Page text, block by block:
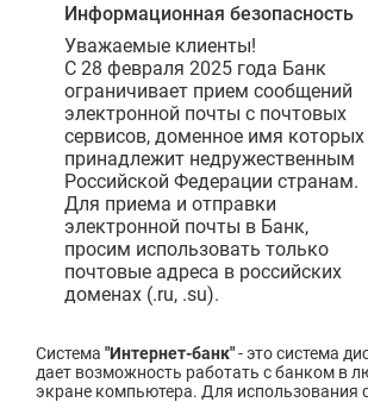
Информационная безопасность
Уважаемые клиенты!
C 28 февраля 2025 года Банк
ограничивает прием сообщений
электронной почты с почтовых
сервисов, доменное имя которых
принадлежит недружественным
Российской Федерации странам.
Для приема и отправки
электронной почты в Банк,
просим использовать только
почтовые адреса в российских
доменах (.ru, .su).
Система "Интернет-банк"- это система
дает возможность работать с банком в
экране компьютера. Для использования